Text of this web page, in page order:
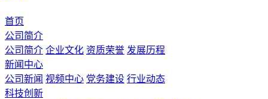
首页
公司简介
公司简介 企业文化 资质荣誉 发展历程
新闻中心
公司新闻 视频中心 党务建设 行业动态
科技创新